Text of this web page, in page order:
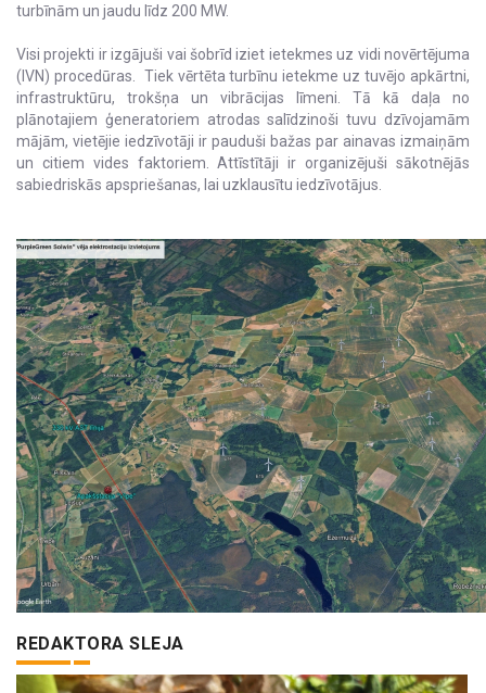
turbīnām un jaudu līdz 200 MW.
Visi projekti ir izgājuši vai šobrīd iziet ietekmes uz vidi novērtējuma
(IVN) procedūras. Tiek vērtēta turbīnu ietekme uz tuvējo apkārtni,
infrastruktūru, trokšņa un vibrācijas līmeni. Tā kā daļa no
plānotajiem ģeneratoriem atrodas salīdzinoši tuvu dzīvojamām
mājām, vietējie iedzīvotāji ir pauduši bažas par ainavas izmaiņām
un citiem vides faktoriem. Attīstītāji ir organizējuši sākotnējās
sabiedriskās apspriešanas, lai uzklausītu iedzīvotājus.
REDAKTORA SLEJA